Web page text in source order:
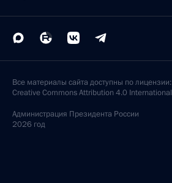
Все материалы сайта доступны по лицензии:
Creative Commons Attribution 4.0 International
Администрация Президента России
2026 год